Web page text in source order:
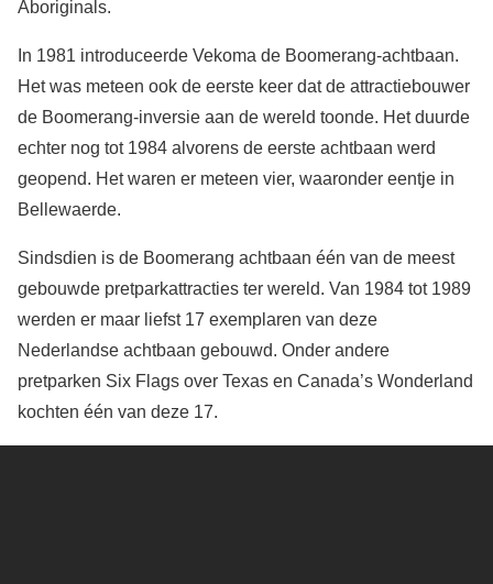
Aboriginals.
In 1981 introduceerde Vekoma de Boomerang-achtbaan.
Het was meteen ook de eerste keer dat de attractiebouwer
de Boomerang-inversie aan de wereld toonde. Het duurde
echter nog tot 1984 alvorens de eerste achtbaan werd
geopend. Het waren er meteen vier, waaronder eentje in
Bellewaerde.
Sindsdien is de Boomerang achtbaan één van de meest
gebouwde pretparkattracties ter wereld. Van 1984 tot 1989
werden er maar liefst 17 exemplaren van deze
Nederlandse achtbaan gebouwd. Onder andere
pretparken Six Flags over Texas en Canada’s Wonderland
kochten één van deze 17.